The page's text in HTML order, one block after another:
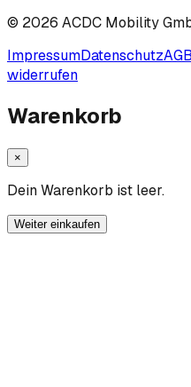
© 2026 ACDC Mobility
ImpressumDatenschutzAGB
widerrufen
Warenkorb
×
Dein Warenkorb ist leer.
Weiter einkaufen